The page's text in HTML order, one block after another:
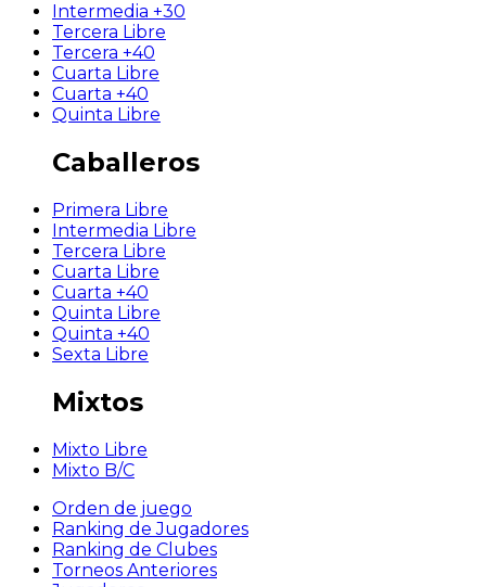
Intermedia +30
Tercera Libre
Tercera +40
Cuarta Libre
Cuarta +40
Quinta Libre
Caballeros
Primera Libre
Intermedia Libre
Tercera Libre
Cuarta Libre
Cuarta +40
Quinta Libre
Quinta +40
Sexta Libre
Mixtos
Mixto Libre
Mixto B/C
Orden de juego
Ranking de Jugadores
Ranking de Clubes
Torneos Anteriores